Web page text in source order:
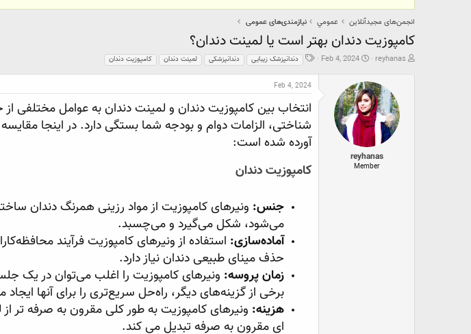
انجمن‌های مجیدآنلاین عمومي نیازمندی‌های عمومی
کامپوزیت دندان بهتر است یا لمینت دندان؟
ش
reyhanas
ت
ی
خ
ش
ر
و
ع
Feb 4, 2024
ب
س
ه
دندانپزشک زیبایی دندانپزشکی لمینت دندان کامپوزیت دندان
reyhanas
Member
Feb 4, 2024
انتخاب بین کامپوزیت دندان و لمینت دندان به عوامل مختلفی
شناختی، الزامات دوام و بودجه شما بستگی دارد. در اینجا
آورده شده است:
کامپوزیت دندان
جنس: ونیرهای کامپوزیت از مواد رزینی همرنگ دندان
می‌شود، شکل می‌گیرد و می‌چسبد.
آماده‌سازی: استفاده از ونیرهای کامپوزیت فرآیند
حذف مینای طبیعی دندان نیاز دارد.
زمان پروسه: ونیرهای کامپوزیت را اغلب می‌توان در یک
برخی از گزینه‌های دیگر، راه‌حل سریع‌تری را برای آنها ایجاد
هزینه: ونیرهای کامپوزیت به طور کلی مقرون به صرفه تر
ای مقرون به صرفه تبدیل می کند.